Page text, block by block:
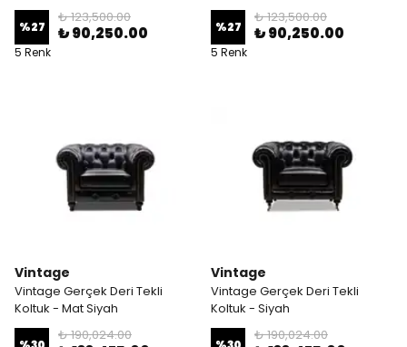
%27
₺ 123,500.00
₺ 90,250.00
5 Renk
%27
₺ 123,500.00
₺ 90,250.00
5 Renk
Vintage
Vintage Gerçek Deri Tekli
Koltuk - Mat Siyah
₺ 190,024.00
Vintage
Vintage Gerçek Deri Tekli
Koltuk - Siyah
₺ 190,024.00